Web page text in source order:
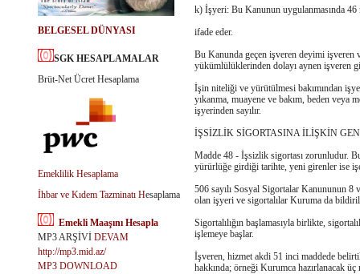
BELGESEL DÜNYASI
SGK HESAPLAMALAR
Brüt-Net Ücret Hesaplama
Emeklilik Hesaplama
İhbar ve Kıdem Tazminatı Hesaplama
Emekli Maaşını Hesapla
MP3 ARŞİVİ DEVAM
http://mp3.mid.az/
MP3 DOWNLOAD
k) İşyeri: Bu Kanunun uygulanmasında 46
ifade eder.
Bu Kanunda geçen işveren deyimi
yükümlülüklerinden dolayı aynen işveren
İşin niteliği ve yürütülmesi bakımından
yıkanma, muayene ve bakım, beden
işyerinden sayılır.
İŞSİZLİK SİGORTASINA İLİŞKİN
Madde 48 - İşsizlik sigortası zorunludur.
yürürlüğe girdiği tarihte, yeni girenler ise
506 sayılı Sosyal Sigortalar Kanununun
olan işyeri ve sigortalılar Kuruma da
Sigortalılığın başlamasıyla birlikte,
işlemeye başlar.
İşveren, hizmet akdi 51 inci maddede
hakkında; örneği Kurumca hazırlanacak